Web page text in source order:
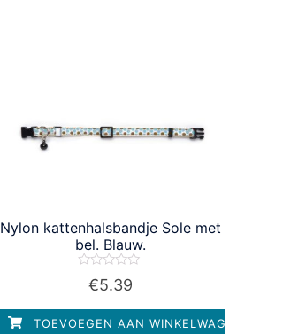
Nylon kattenhalsbandje Sole met
bel. Blauw.
Waardering
5
€5.39
TOEVOEGEN AAN WINKELWAGEN